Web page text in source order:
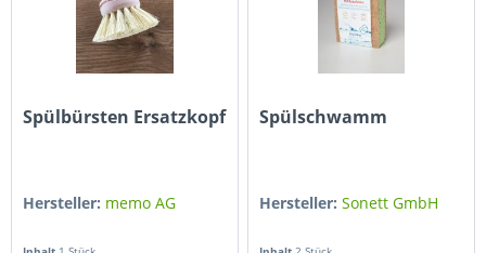
Spülbürsten Ersatzkopf
Hersteller: memo AG
Spülschwamm
Hersteller: Sonett GmbH